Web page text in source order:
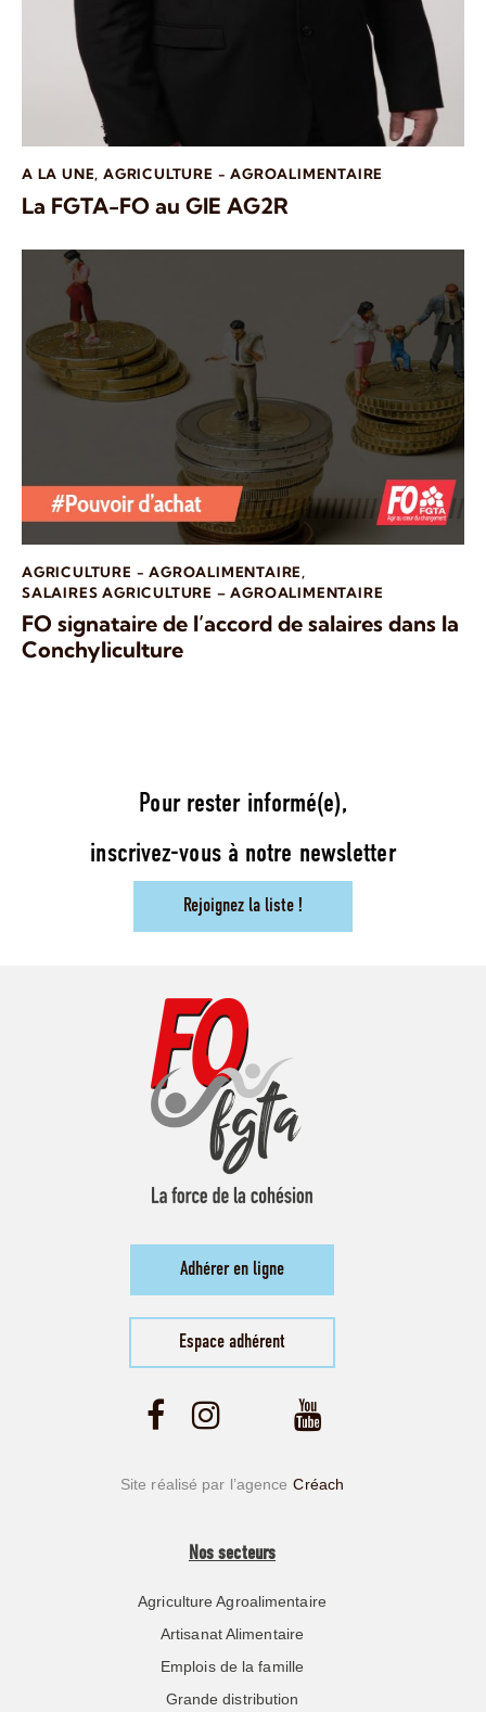
A LA UNE,AGRICULTURE - AGROALIMENTAIRE
La FGTA-FO au GIE AG2R
AGRICULTURE - AGROALIMENTAIRE,
SALAIRES AGRICULTURE – AGROALIMENTAIRE
FO signataire de l’accord de salaires dans la
Conchyliculture
Pour rester informé(e),
inscrivez-vous à notre newsletter
Rejoignez la liste !
Adhérer en ligne
Espace adhérent
Site réalisé par l’agence Créach
Nos secteurs
Agriculture Agroalimentaire
Artisanat Alimentaire
Emplois de la famille
Grande distribution